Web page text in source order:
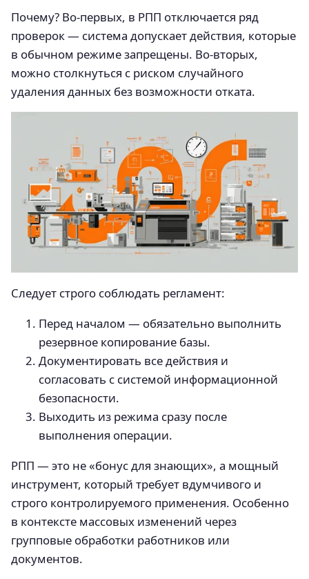
Почему? Во-первых, в РПП отключается ряд
проверок — система допускает действия, которые
в обычном режиме запрещены. Во-вторых,
можно столкнуться с риском случайного
удаления данных без возможности отката.
Следует строго соблюдать регламент:
Перед началом — обязательно выполнить
резервное копирование базы.
Документировать все действия и
согласовать с системой информационной
безопасности.
Выходить из режима сразу после
выполнения операции.
РПП — это не «бонус для знающих», а мощный
инструмент, который требует вдумчивого и
строго контролируемого применения. Особенно
в контексте массовых изменений через
групповые обработки работников или
документов.